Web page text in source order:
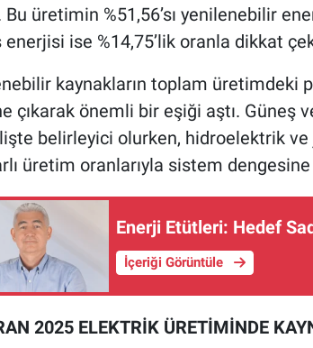
Bu üretimin %51,56’sı yenilenebilir
enerjisi ise %14,75’lik oranla dikkat
kaynakların toplam üretimdeki
çıkarak önemli bir eşiği aştı. Güneş
belirleyici olurken, hidroelektrik
üretim oranlarıyla sistem
Enerji Etütleri: Hedef
İçeriği Görüntüle
2025 ELEKTRİK ÜRETİMİNDE